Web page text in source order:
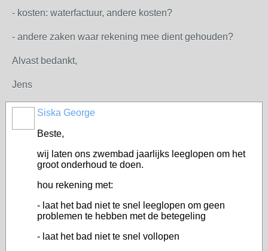
- kosten: waterfactuur, andere kosten?
- andere zaken waar rekening mee dient gehouden?
Alvast bedankt,
Jens
Siska George
Beste,
wij laten ons zwembad jaarlijks leeglopen om het
groot onderhoud te doen.
hou rekening met:
- laat het bad niet te snel leeglopen om geen
problemen te hebben met de betegeling
- laat het bad niet te snel vollopen